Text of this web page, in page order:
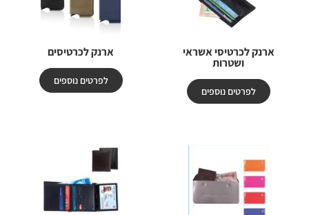
ארנק לכרטיסי אשראי
ושטרות
לפרטים נוספים
ארנק לכרטיסים
לפרטים נוספים